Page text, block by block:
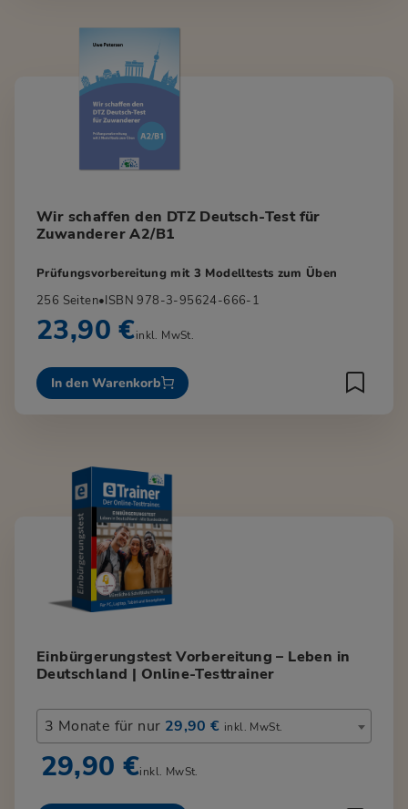
Wir schaffen den DTZ Deutsch-Test für
Zuwanderer A2/B1
Prüfungsvorbereitung mit 3 Modelltests zum Üben
256 Seiten•ISBN 978-3-95624-666-1
23,90 €inkl. MwSt.
In den Warenkorb
Einbürgerungstest Vorbereitung – Leben in
Deutschland | Online-Testtrainer
3 Monate für nur 29,90 € inkl. MwSt.
29,90 €inkl. MwSt.